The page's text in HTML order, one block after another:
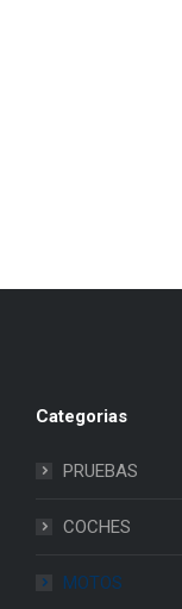
Categorias
PRUEBAS
COCHES
MOTOS